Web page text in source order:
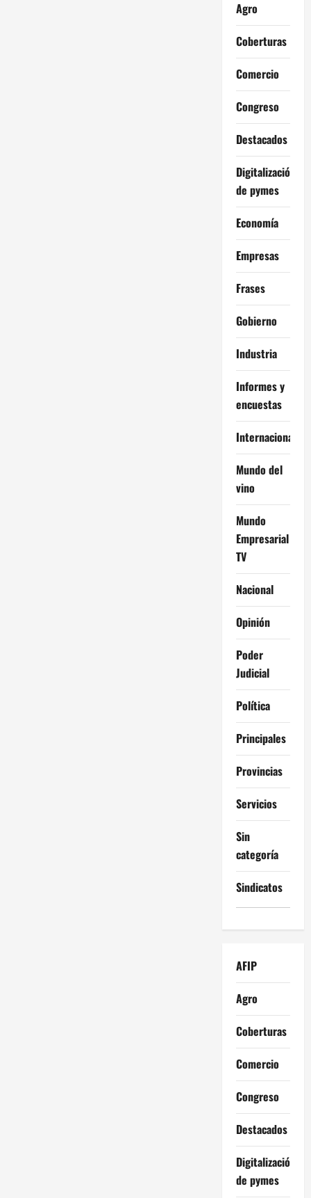
Agro
Coberturas
Comercio
Congreso
Destacados
Digitalización
de pymes
Economía
Empresas
Frases
Gobierno
Industria
Informes y
encuestas
Internacional
Mundo del
vino
Mundo
Empresarial
TV
Nacional
Opinión
Poder
Judicial
Política
Principales
Provincias
Servicios
Sin
categoría
Sindicatos
AFIP
Agro
Coberturas
Comercio
Congreso
Destacados
Digitalización
de pymes